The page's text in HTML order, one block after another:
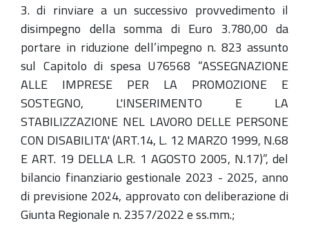
3. di rinviare a un successivo provvedimento il
disimpegno della somma di Euro 3.780,00 da
portare in riduzione dell’impegno n. 823 assunto
sul Capitolo di spesa U76568 “ASSEGNAZIONE
ALLE IMPRESE PER LA PROMOZIONE E
SOSTEGNO, L'INSERIMENTO E LA
STABILIZZAZIONE NEL LAVORO DELLE PERSONE
CON DISABILITA' (ART.14, L. 12 MARZO 1999, N.68
E ART. 19 DELLA L.R. 1 AGOSTO 2005, N.17)”, del
bilancio finanziario gestionale 2023 - 2025, anno
di previsione 2024, approvato con deliberazione di
Giunta Regionale n. 2357/2022 e ss.mm.;